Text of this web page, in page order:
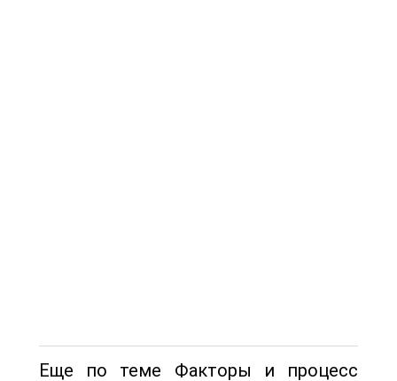
Еще по теме Факторы и процесс